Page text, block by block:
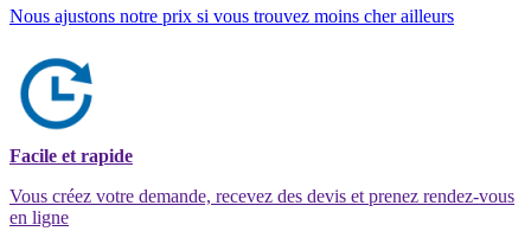
Nous ajustons notre prix si vous trouvez moins cher ailleurs
Facile et rapide
Vous créez votre demande, recevez des devis et prenez rendez-vous
en ligne